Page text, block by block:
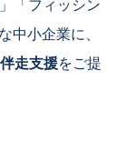
「フィッシン
小企業に、
走支援をご提